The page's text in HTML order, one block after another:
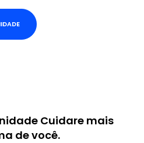
Cuidare mais
de você.